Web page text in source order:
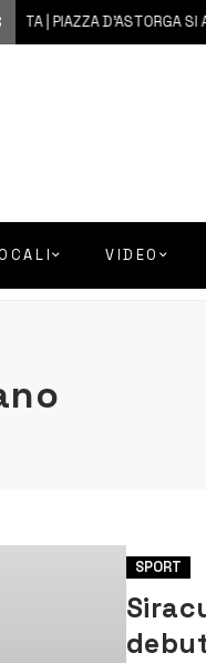
| PIAZZA D’ASTORGA SI
VIDEO
SPORT